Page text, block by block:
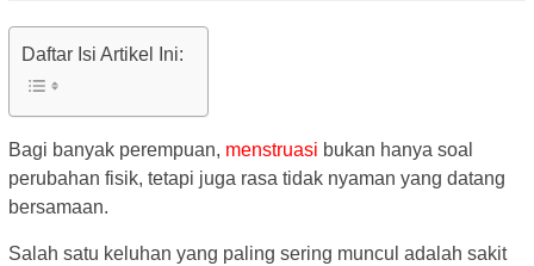
Daftar Isi Artikel Ini:
Bagi banyak perempuan, menstruasi bukan hanya soal
perubahan fisik, tetapi juga rasa tidak nyaman yang datang
bersamaan.
Salah satu keluhan yang paling sering muncul adalah sakit